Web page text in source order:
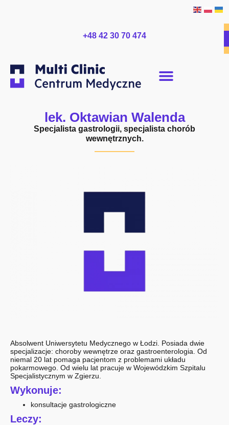
+48 42 30 70 474
lek. Oktawian Walenda
Specjalista gastrologii, specjalista chorób
wewnętrznych.
Absolwent Uniwersytetu Medycznego w Łodzi. Posiada dwie
specjalizacje: choroby wewnętrze oraz gastroenterologia. Od
niemal 20 lat pomaga pacjentom z problemami układu
pokarmowego. Od wielu lat pracuje w Wojewódzkim Szpitalu
Specjalistycznym w Zgierzu.
Wykonuje:
konsultacje gastrologiczne
Leczy: